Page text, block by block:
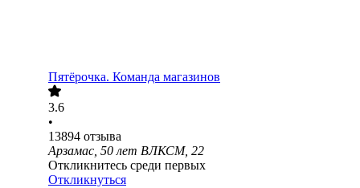
Пятёрочка. Команда магазинов
3.6
•
13894 отзыва
Арзамас, 50 лет ВЛКСМ, 22
Откликнитесь среди первых
Откликнуться